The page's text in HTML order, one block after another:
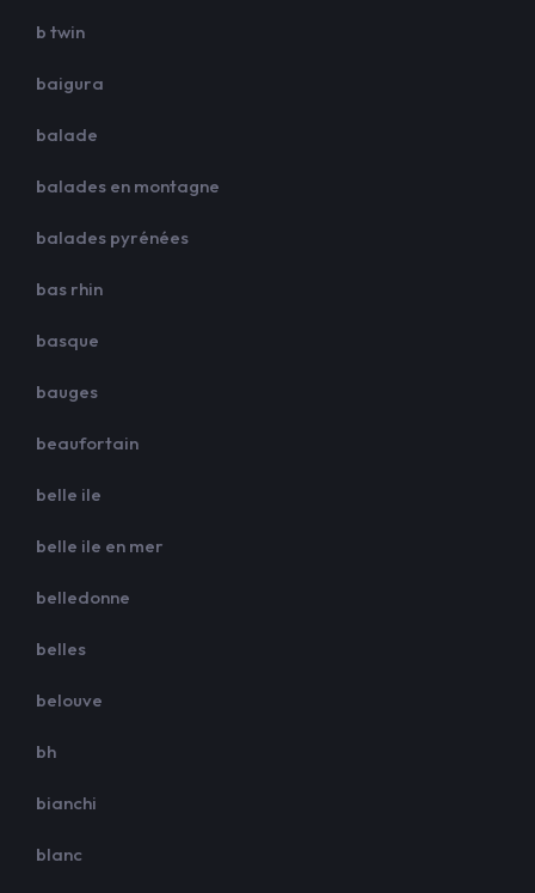
b twin
baigura
balade
balades en montagne
balades pyrénées
bas rhin
basque
bauges
beaufortain
belle ile
belle ile en mer
belledonne
belles
belouve
bh
bianchi
blanc